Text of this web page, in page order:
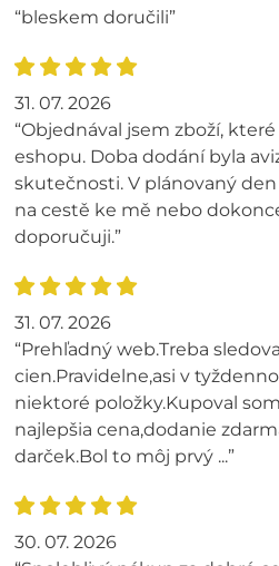
“bleskem doručili”
31. 07. 2026
“Objednával jsem zboží,
eshopu. Doba dodání byla
skutečnosti. V plánovaný
na cestě ke mě nebo
doporučuji.”
31. 07. 2026
“Prehľadný web.Treba
cien.Pravidelne,asi v
niektoré položky.Kupoval
najlepšia cena,dodanie
darček.Bol to môj prvý ...”
30. 07. 2026